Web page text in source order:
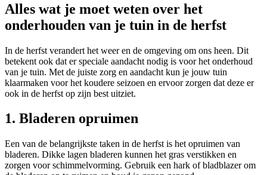
Alles wat je moet weten over het
onderhouden van je tuin in de herfst
In de herfst verandert het weer en de omgeving om ons heen. Dit
betekent ook dat er speciale aandacht nodig is voor het onderhoud
van je tuin. Met de juiste zorg en aandacht kun je jouw tuin
klaarmaken voor het koudere seizoen en ervoor zorgen dat deze er
ook in de herfst op zijn best uitziet.
1. Bladeren opruimen
Een van de belangrijkste taken in de herfst is het opruimen van
bladeren. Dikke lagen bladeren kunnen het gras verstikken en
zorgen voor schimmelvorming. Gebruik een hark of bladblazer om